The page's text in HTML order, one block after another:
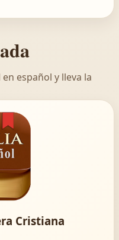
español y lleva la
Cristiana